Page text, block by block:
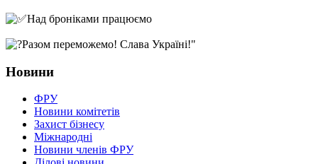
Над броніками працюємо
Разом переможемо! Слава Україні!"
Новини
ФРУ
Новини комітетів
Захист бізнесу
Міжнародні
Новини членів ФРУ